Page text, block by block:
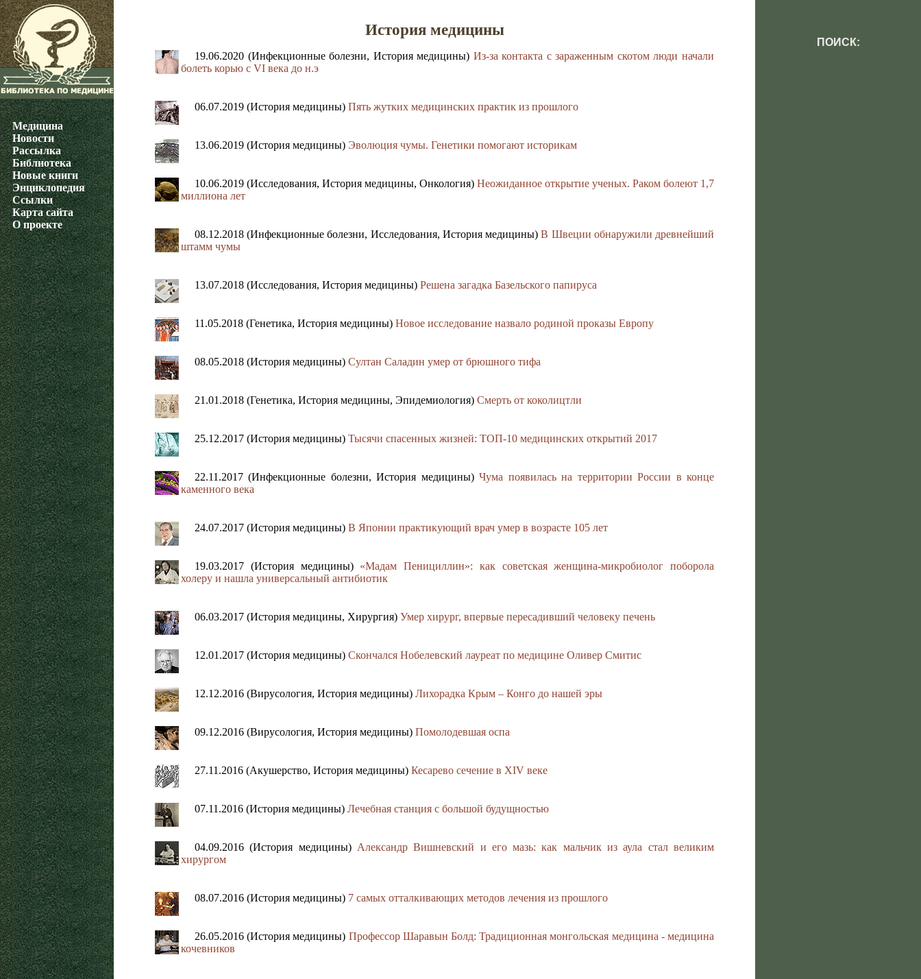
Медицина
Новости
Рассылка
Библиотека
Новые книги
Энциклопедия
Ссылки
Карта сайта
О проекте
История медицины
19.06.2020 (Инфекционные болезни, История медицины) Из-за контакта с зараженным скотом люди начали
болеть корью с VI века до н.э
06.07.2019 (История медицины) Пять жутких медицинских практик из прошлого
13.06.2019 (История медицины) Эволюция чумы. Генетики помогают историкам
10.06.2019 (Исследования, История медицины, Онкология) Неожиданное открытие ученых. Раком болеют 1,7
миллиона лет
08.12.2018 (Инфекционные болезни, Исследования, История медицины)В Швеции обнаружили древнейший
штамм чумы
13.07.2018 (Исследования, История медицины) Решена загадка Базельского папируса
11.05.2018 (Генетика, История медицины) Новое исследование назвало родиной проказы Европу
08.05.2018 (История медицины) Султан Саладин умер от брюшного тифа
21.01.2018 (Генетика, История медицины, Эпидемиология) Смерть от коколицтли
25.12.2017 (История медицины) Тысячи спасенных жизней: ТОП-10 медицинских открытий 2017
22.11.2017 (Инфекционные болезни, История медицины)Чума появилась на территории России в конце
каменного века
24.07.2017 (История медицины) В Японии практикующий врач умер в возрасте 105 лет
19.03.2017 (История медицины) «Мадам Пенициллин»: как советская женщина-микробиолог поборола
холеру и нашла универсальный антибиотик
06.03.2017 (История медицины, Хирургия) Умер хирург, впервые пересадивший человеку печень
12.01.2017 (История медицины) Скончался Нобелевский лауреат по медицине Оливер Смитис
12.12.2016 (Вирусология, История медицины) Лихорадка Крым – Конго до нашей эры
09.12.2016 (Вирусология, История медицины) Помолодевшая оспа
27.11.2016 (Акушерство, История медицины) Кесарево сечение в XIV веке
07.11.2016 (История медицины) Лечебная станция с большой будущностью
04.09.2016 (История медицины) Александр Вишневский и его мазь: как мальчик из аула стал великим
хирургом
08.07.2016 (История медицины) 7 самых отталкивающих методов лечения из прошлого
26.05.2016 (История медицины) Профессор Шаравын Болд: Традиционная монгольская медицина - медицина
кочевников
ПОИСК: